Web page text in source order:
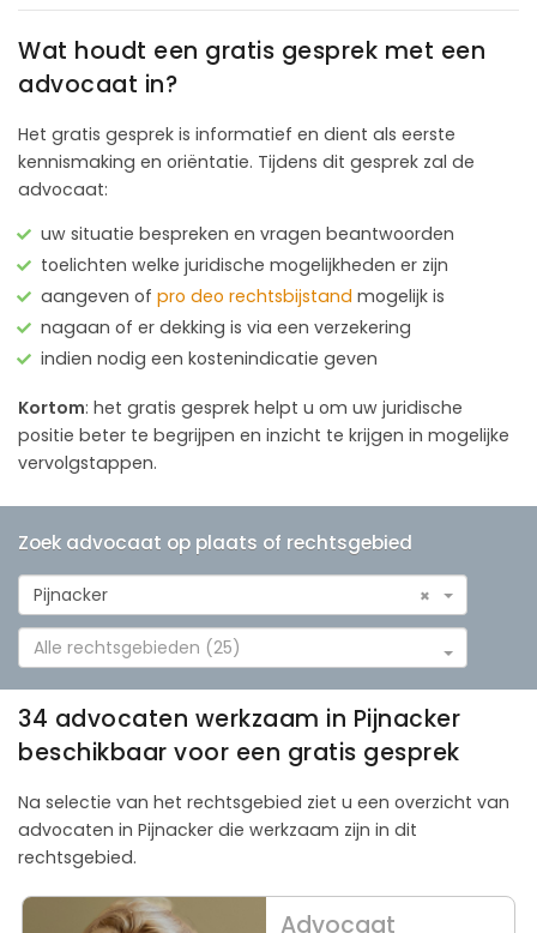
Wat houdt een gratis gesprek met een
advocaat in?
Het gratis gesprek is informatief en dient als eerste
kennismaking en oriëntatie. Tijdens dit gesprek zal de
advocaat:
uw situatie bespreken en vragen beantwoorden
toelichten welke juridische mogelijkheden er zijn
aangeven of pro deo rechtsbijstand mogelijk is
nagaan of er dekking is via een verzekering
indien nodig een kostenindicatie geven
Kortom: het gratis gesprek helpt u om uw juridische
positie beter te begrijpen en inzicht te krijgen in mogelijke
vervolgstappen.
Zoek advocaat op plaats of rechtsgebied
×
Pijnacker
Alle rechtsgebieden (25)
34 advocaten werkzaam in Pijnacker
beschikbaar voor een gratis gesprek
Na selectie van het rechtsgebied ziet u een overzicht van
advocaten in Pijnacker die werkzaam zijn in dit
rechtsgebied.
Advocaat